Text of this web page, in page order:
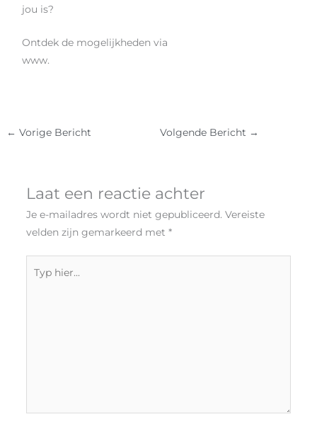
jou is?
Ontdek de mogelijkheden via
www.
← Vorige Bericht Volgende Bericht →
Laat een reactie achter
Je e-mailadres wordt niet gepubliceerd. Vereiste
velden zijn gemarkeerd met *
hier...